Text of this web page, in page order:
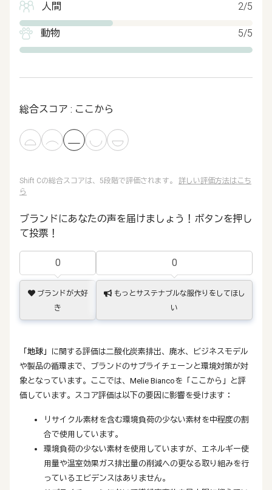
人間 2/5
動物 5/5
総合スコア : ここから
Shift Cの総合スコアは、5段階で評価されます。 詳しい評価方法はこち
ら
ブランドにあなたの声を届けましょう！ボタンを押し
て投票！
0
ブランドが大好
き
0
もっとサステナブルな服作りをしてほし
い
「地球」
に関する評価は二酸化炭素排出、廃水、ビジネスモデル
や製品の循環まで、ブランドのサプライチェーンと環境対策が対
象となっています。ここでは、Melie Biancoを「ここから」と評
価しています。スコア評価は以下の要因に影響を受けます：
リサイクル素材を含む環境負荷の少ない素材を中程度の割
合で使用しています。
環境負荷の少ない素材を使用していますが、エネルギー使
用量や温室効果ガス排出量の削減への更なる取り組みを行
っているエビデンスはありません。